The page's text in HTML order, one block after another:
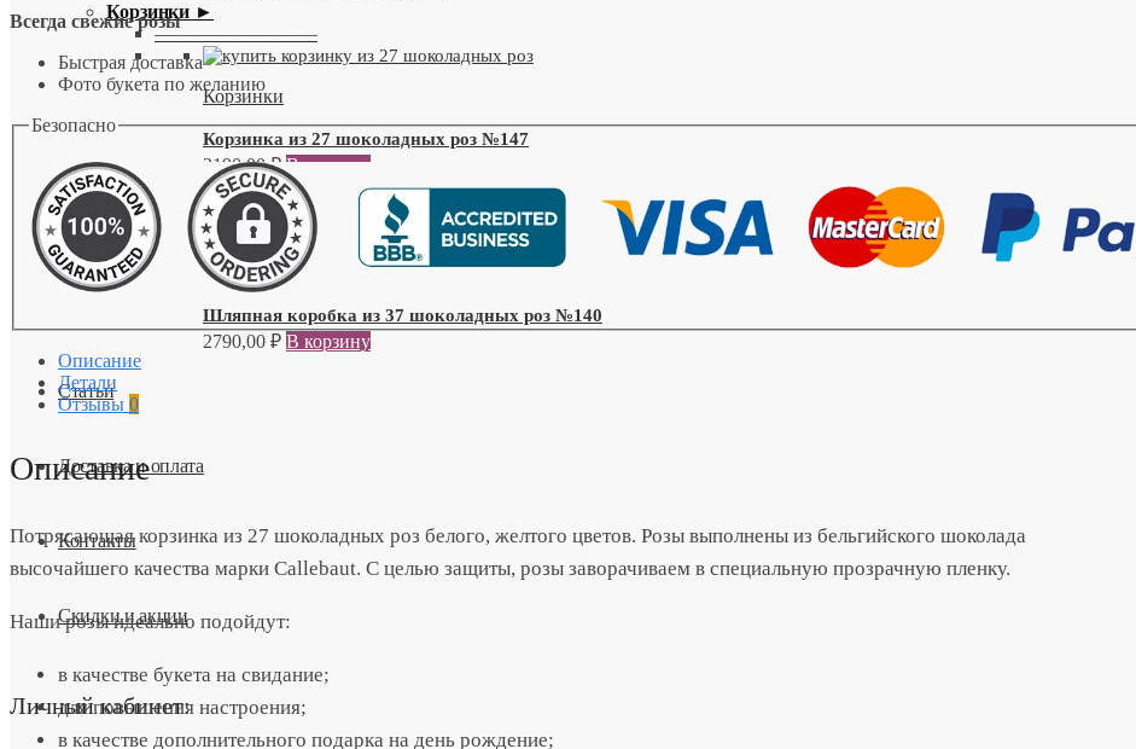
Корзинки ►
—————————
Корзинки
Корзинка из 27 шоколадных роз №147
2190,00₽ В корзину
Шляпные коробки ►
—————————
Шляпные коробки
Шляпная коробка из 37 шоколадных роз №140
2790,00 ₽ В корзину
Статьи
Доставка и оплата
Контакты
Скидки и акции
Личный кабинет:
Всегда свежие розы
Быстрая доставка
Фото букета по желанию
Безопасно
Описание
Детали
Отзывы 0
Описание
Потрясающая корзинка из 27 шоколадных роз белого, желтого цветов. Розы выполнены из бельгийского шоколада
высочайшего качества марки Callebaut. С целью защиты, розы заворачиваем в специальную прозрачную пленку.
Наши розы идеально подойдут:
в качестве букета на свидание;
для повышения настроения;
в качестве дополнительного подарка на день рождение;